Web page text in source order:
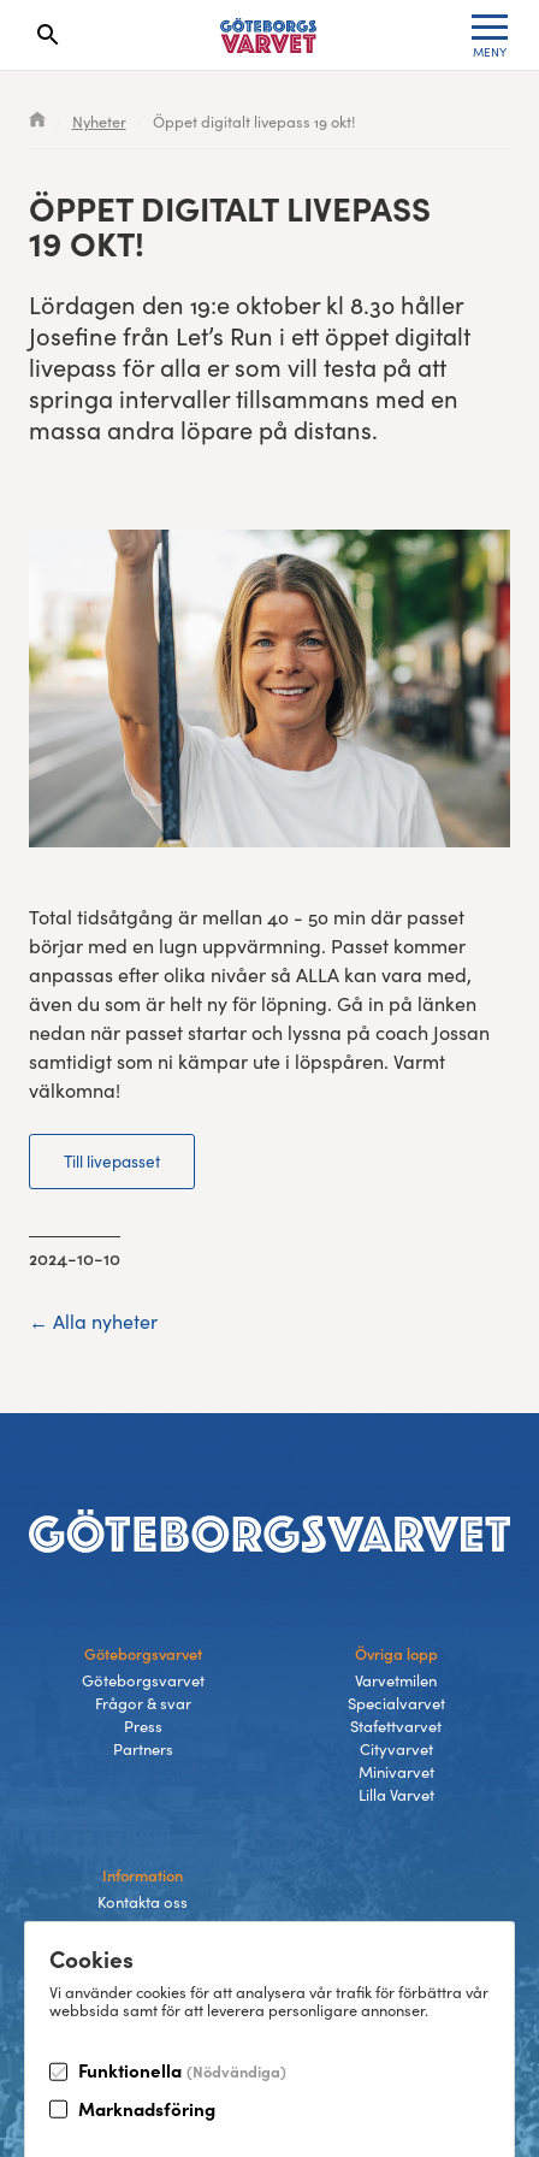
Cookies
Vi använder cookies för att analysera vår trafik för förbättra vår
webbsida samt för att leverera personligare annonser.
Funktionella (Nödvändiga)
Marknadsföring
MENY
Sökresultaten dyker upp här
Nyheter Öppet digitalt livepass 19 okt!
ÖPPET DIG­I­TALT LIVEPASS
19 OKT!
Lörda­gen den 19:e okto­ber kl 8.30håller
Jose­fine från Let’s Run i ett öppet dig­i­talt
livepass för alla er som vill tes­ta på att
springa inter­valler till­sam­mans med en
mas­sa andra löpare på distans.
Total tidsåtgång är mellan 40 - 50 min där passet
börjar med en lugn uppvärmning. Passet kommer
anpassas efter olika nivåer så ALLA kan vara med,
även du som är helt ny för löpning. Gå in på länken
nedan när passet startar och lyssna på coach Jossan
samtidigt som ni kämpar ute i löpspåren. Varmt
välkomna!
Till livepasset
2024-10-10
← Alla nyheter
Sidfot
Göteborgsvarvet
Göteborgsvarvet
Frågor & svar
Press
Partners
Övriga lopp
Varvetmilen
Specialvarvet
Stafettvarvet
Cityvarvet
Minivarvet
Lilla Varvet
Information
Kontakta oss
Villkor
Cookies
Seedningsregler
Göteborgsvarvet Expo
Löparinspiration och träning
Res, bo, upplev
Hållbarhet
Göteborgsvarvets historia
Funktionär/Volontär
Cityvarvet
Lilla Varvet
Varvetmilen
Leverantörer
Partnerportal
Anmälan